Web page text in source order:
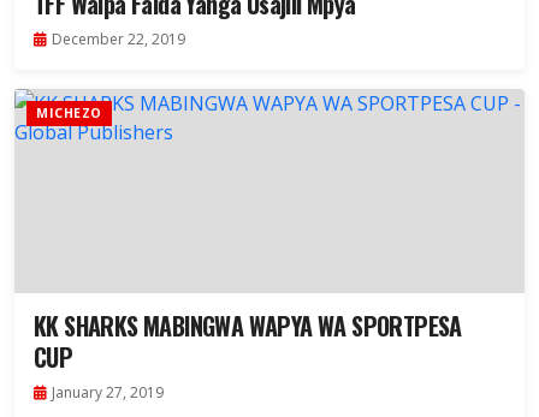
December 22, 2019
MICHEZO
KK SHARKS MABINGWA WAPYA WA SPORTPESA
CUP
January 27, 2019